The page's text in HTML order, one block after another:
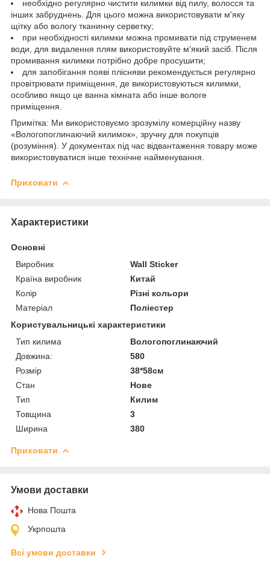
необхідно регулярно чистити килимки від пилу, волосся та
інших забруднень. Для цього можна використовувати м'яку
щітку або вологу тканинну серветку;
при необхідності килимки можна промивати під струменем
води, для видалення плям використовуйте м'який засіб. Після
промивання килимки потрібно добре просушити;
для запобігання появі плісняви рекомендується регулярно
провітрювати приміщення, де використовуються килимки,
особливо якщо це ванна кімната або інше вологе
приміщення.
Примітка: Ми використовуємо зрозумілу комерційну назву
«Вологопоглинаючий килимок», зручну для покупців
(розуміння). У документах під час відвантаження товару може
використовуватися інше технічне найменування.
Приховати
Характеристики
Основні
Виробник
Wall Sticker
Країна виробник
Китай
Колір
Різні кольори
Матеріал
Поліестер
Користувальницькі характеристики
Тип килима
Вологопоглинаючий
Довжина:
580
Розмір
38*58см
Стан
Нове
Тип
Килим
Товщина
3
Ширина
380
Приховати
Умови доставки
Нова Пошта
Укрпошта
Всі умови доставки